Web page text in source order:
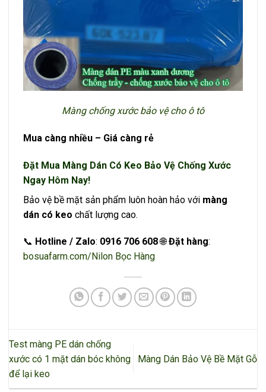
Màng chống xước bảo vệ cho ô tô
Mua càng nhiều – Giá càng rẻ
Đặt Mua Màng Dán Có Keo Bảo Vệ Chống Xước
Ngay Hôm Nay!
Bảo vệ bề mặt sản phẩm luôn hoàn hảo với màng
dán có keo chất lượng cao.
📞 Hotline / Zalo: 0916 706 608🌐Đặt hàng:
bosuafarm.com/Nilon Bọc Hàng
Test màng PE dán chống
xước có 1 mặt dán bóc không
để lại keo
Màng Dán Bảo Vệ Bề Mặt Gỗ